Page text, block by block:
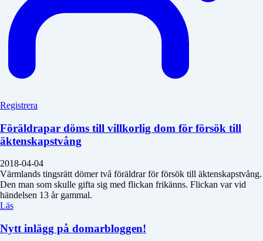
Registrera
Föräldrapar döms till villkorlig dom för försök till
äktenskapstvång
2018-04-04
Värmlands tingsrätt dömer två föräldrar för försök till äktenskapstvång.
Den man som skulle gifta sig med flickan frikänns. Flickan var vid
händelsen 13 år gammal.
Läs
Nytt inlägg på domarbloggen!